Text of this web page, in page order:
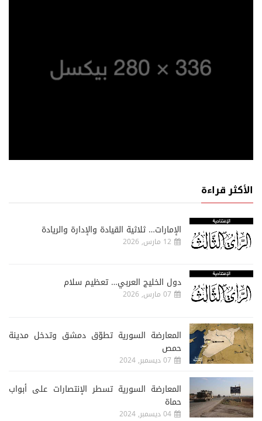
الأكثر قراءة
الإمارات… ثلاثية القيادة والإدارة والريادة
12 مارس, 2026
دول الخليج العربي… تعظيم سلام
07 مارس, 2026
المعارضة السورية تطوّق دمشق وتدخل مدينة
حمص
07 ديسمبر, 2024
المعارضة السورية تسطر الإنتصارات على أبواب
حماة
04 ديسمبر, 2024